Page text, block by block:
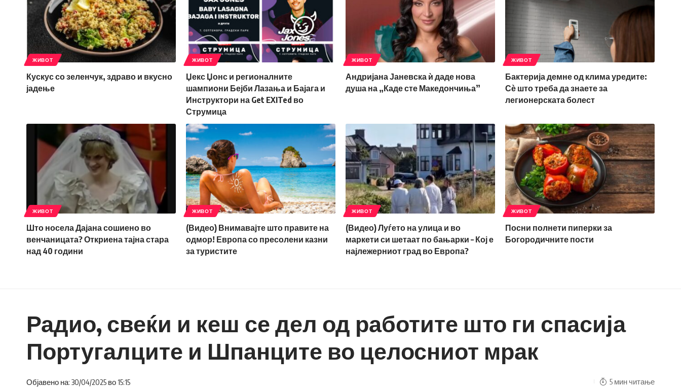
ЖИВОТ
Кускус со зеленчук, здраво и вкусно
јадење
ЖИВОТ
Џекс Џонс и регионалните
шампиони Бејби Лазања и Бајага и
Инструктори на Get EXITed во
Струмица
ЖИВОТ
Андријана Јаневска ѝ даде нова
душа на „Каде сте Македончиња”
ЖИВОТ
Бактерија демне од клима уредите:
Сѐ што треба да знаете за
легионерската болест
ЖИВОТ
Што носела Дајана сошиено во
венчаницата? Откриена тајна стара
над 40 години
ЖИВОТ
(Видео) Внимавајте што правите на
одмор! Европа со пресолени казни
за туристите
ЖИВОТ
(Видео) Луѓето на улица и во
маркети си шетаат по бањарки – Кој е
најлежерниот град во Европа?
ЖИВОТ
Посни полнети пиперки за
Богородичните пости
Радио, свеќи и кеш се дел од работите што ги спасија
Португалците и Шпанците во целосниот мрак
Објавено на: 30/04/2025 во 15:15 5 мин читање